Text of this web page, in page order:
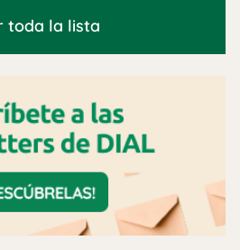
toda la lista